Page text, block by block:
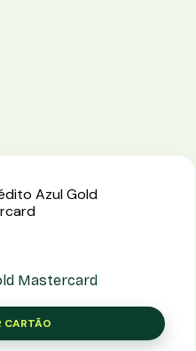
Mastercard
CARTÃO